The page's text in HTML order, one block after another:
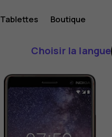
Tablettes Boutique
Choisir la langue